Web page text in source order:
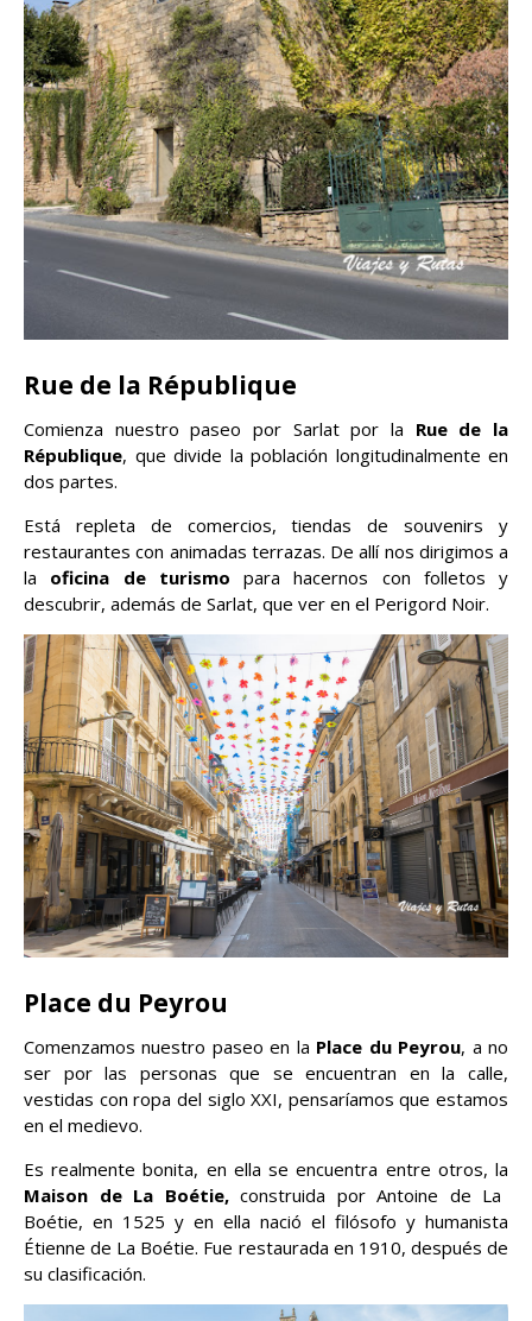
Rue de la République
Comienza nuestro paseo por Sarlat por la Rue de la
République, que divide la población longitudinalmente en
dos partes.
Está repleta de comercios, tiendas de souvenirs y
restaurantes con animadas terrazas. De allí nos dirigimos a
la oficina de turismo para hacernos con folletos y
descubrir, además de Sarlat, que ver en el Perigord Noir.
Place du Peyrou
Comenzamos nuestro paseo en la Place du Peyrou, a no
ser por las personas que se encuentran en la calle,
vestidas con ropa del siglo XXI, pensaríamos que estamos
en el medievo.
Es realmente bonita, en ella se encuentra entre otros, la
Maison de La Boétie,construida por Antoine de La
Boétie, en 1525 y en ella nació el filósofo y humanista
Étienne de La Boétie. Fue restaurada en 1910, después de
su clasificación.